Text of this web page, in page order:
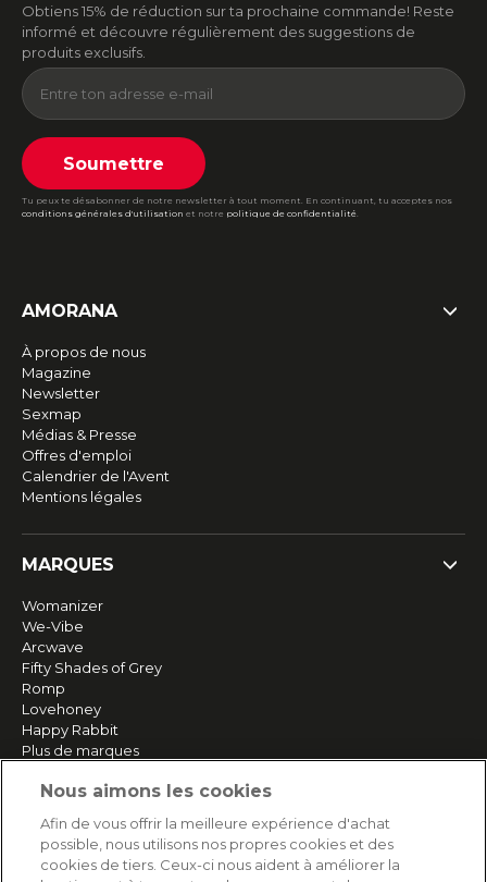
Obtiens 15% de réduction sur ta prochaine commande! Reste
informé et découvre régulièrement des suggestions de
produits exclusifs.
Soumettre
Tu peux te désabonner de notre newsletter à tout moment. En continuant, tu acceptes nos
conditions générales d'utilisation et notre politique de confidentialité.
AMORANA
À propos de nous
Magazine
Newsletter
Sexmap
Médias & Presse
Offres d'emploi
Calendrier de l'Avent
Mentions légales
MARQUES
Womanizer
We-Vibe
Arcwave
Fifty Shades of Grey
Romp
Lovehoney
Happy Rabbit
Plus de marques
SERVICE
Livraison rapide et gratuite
Nous aimons les cookies
Afin de vous offrir la meilleure expérience d'achat
possible, nous utilisons nos propres cookies et des
cookies de tiers. Ceux-ci nous aident à améliorer la